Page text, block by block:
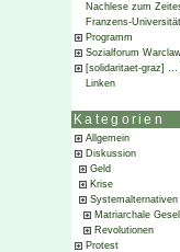
Nachlese zum
Franzens-
Programm
Sozialforum
[solidaritaet-graz] …
Linken
Kategorien
Allgemein
Diskussion
Geld
Krise
Systemalternativen
Matriarchale
Revolutionen
Protest